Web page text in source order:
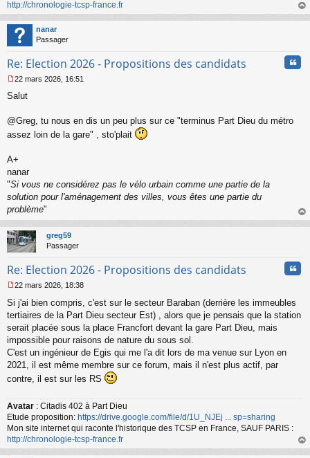
http://chronologie-tcsp-france.fr
au
nanar
Passager
Re: Election 2026 - Propositions des candidats
e
s
g
n
o
n
l
u
22 mars 2026, 16:51
Salut
@Greg, tu nous en dis un peu plus sur ce "terminus Part Dieu du métro
assez loin de la gare" , sto'plait
A+
nanar
"Si vous ne considérez pas le vélo urbain comme une partie de la
solution pour l'aménagement des villes, vous êtes une partie du
problème"
au
greg59
Passager
Re: Election 2026 - Propositions des candidats
e
s
g
e
n
o
u
22 mars 2026, 18:38
Si j'ai bien compris, c'est sur le secteur Baraban (derrière les immeubles
tertiaires de la Part Dieu secteur Est) , alors que je pensais que la station
serait placée sous la place Francfort devant la gare Part Dieu, mais
impossible pour raisons de nature du sous sol.
C'est un ingénieur de Egis qui me l'a dit lors de ma venue sur Lyon en
2021, il est même membre sur ce forum, mais il n'est plus actif, par
contre, il est sur les RS
Avatar : Citadis 402 à Part Dieu
Etude proposition: https://drive.google.com/file/d/1U_NJEj ... sp=sharing
Mon site internet qui raconte l'historique des TCSP en France, SAUF PARIS :
http://chronologie-tcsp-france.fr
au